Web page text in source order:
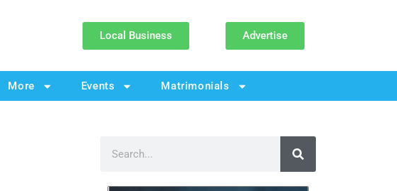
Local Business Advertise
More Events Matrimonials